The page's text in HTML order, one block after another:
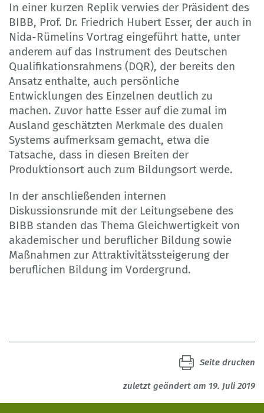
In einer kurzen Replik verwies der Präsident des
BIBB, Prof. Dr. Friedrich Hubert Esser, der auch in
Nida-Rümelins Vortrag eingeführt hatte, unter
anderem auf das Instrument des Deutschen
Qualifikationsrahmens (DQR), der bereits den
Ansatz enthalte, auch persönliche
Entwicklungen des Einzelnen deutlich zu
machen. Zuvor hatte Esser auf die zumal im
Ausland geschätzten Merkmale des dualen
Systems aufmerksam gemacht, etwa die
Tatsache, dass in diesen Breiten der
Produktionsort auch zum Bildungsort werde.
In der anschließenden internen
Diskussionsrunde mit der Leitungsebene des
BIBB standen das Thema Gleichwertigkeit von
akademischer und beruflicher Bildung sowie
Maßnahmen zur Attraktivitätssteigerung der
beruflichen Bildung im Vordergrund.
zuletzt geändert am 19. Juli 2019
Seite drucken